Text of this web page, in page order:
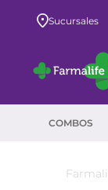
Sucursales
COMBOS